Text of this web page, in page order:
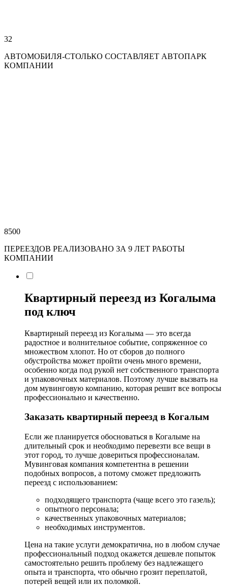
32
АВТОМОБИЛЯ-СТОЛЬКО СОСТАВЛЯЕТ АВТОПАРК
КОМПАНИИ
8500
ПЕРЕЕЗДОВ РЕАЛИЗОВАНО ЗА 9 ЛЕТ РАБОТЫ
КОМПАНИИ
Квартирный переезд из Когалыма
под ключ
Квартирный переезд из Когалыма — это всегда
радостное и волнительное событие, сопряженное со
множеством хлопот. Но от сборов до полного
обустройства может пройти очень много времени,
особенно когда под рукой нет собственного транспорта
и упаковочных материалов. Поэтому лучше вызвать на
дом мувинговую компанию, которая решит все вопросы
профессионально и качественно.
Заказать квартирный переезд в Когалым
Если же планируется обосноваться в Когалыме на
длительный срок и необходимо перевезти все вещи в
этот город, то лучше довериться профессионалам.
Мувинговая компания компетентна в решении
подобных вопросов, а потому сможет предложить
переезд с использованием:
подходящего транспорта (чаще всего это газель);
опытного персонала;
качественных упаковочных материалов;
необходимых инструментов.
Цена на такие услуги демократична, но в любом случае
профессиональный подход окажется дешевле попыток
самостоятельно решить проблему без надлежащего
опыта и транспорта, что обычно грозит переплатой,
потерей вещей или их поломкой.